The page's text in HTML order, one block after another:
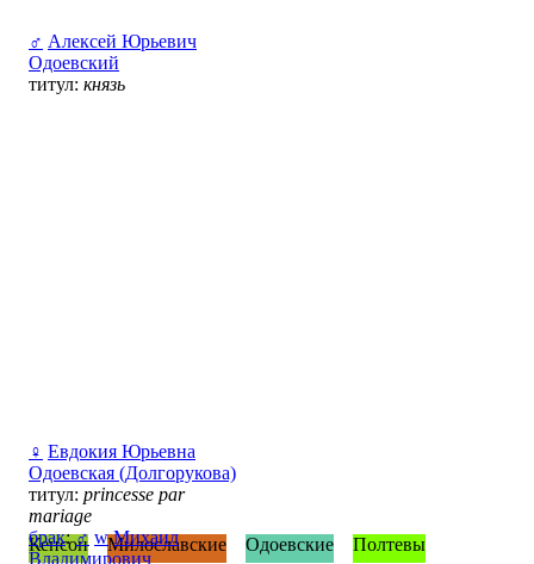
♂ Алексей Юрьевич
Одоевский
титул: князь
♀ Евдокия Юрьевна
Одоевская (Долгорукова)
титул: princesse par
mariage
брак:♂ w Михаил
Владимирович
Кенсон Милославские Одоевские Полтевы